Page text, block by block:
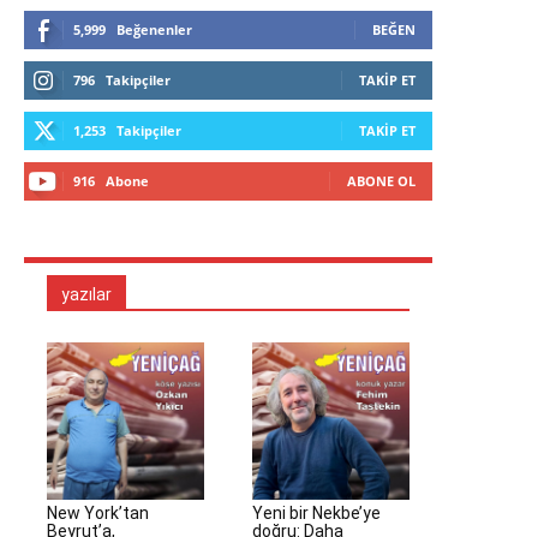
5,999 Beğenenler BEĞEN
796 Takipçiler TAKIP ET
1,253 Takipçiler TAKIP ET
916 Abone ABONE OL
yazılar
New York’tan
Beyrut’a,
Yeni bir Nekbe’ye
doğru: Daha